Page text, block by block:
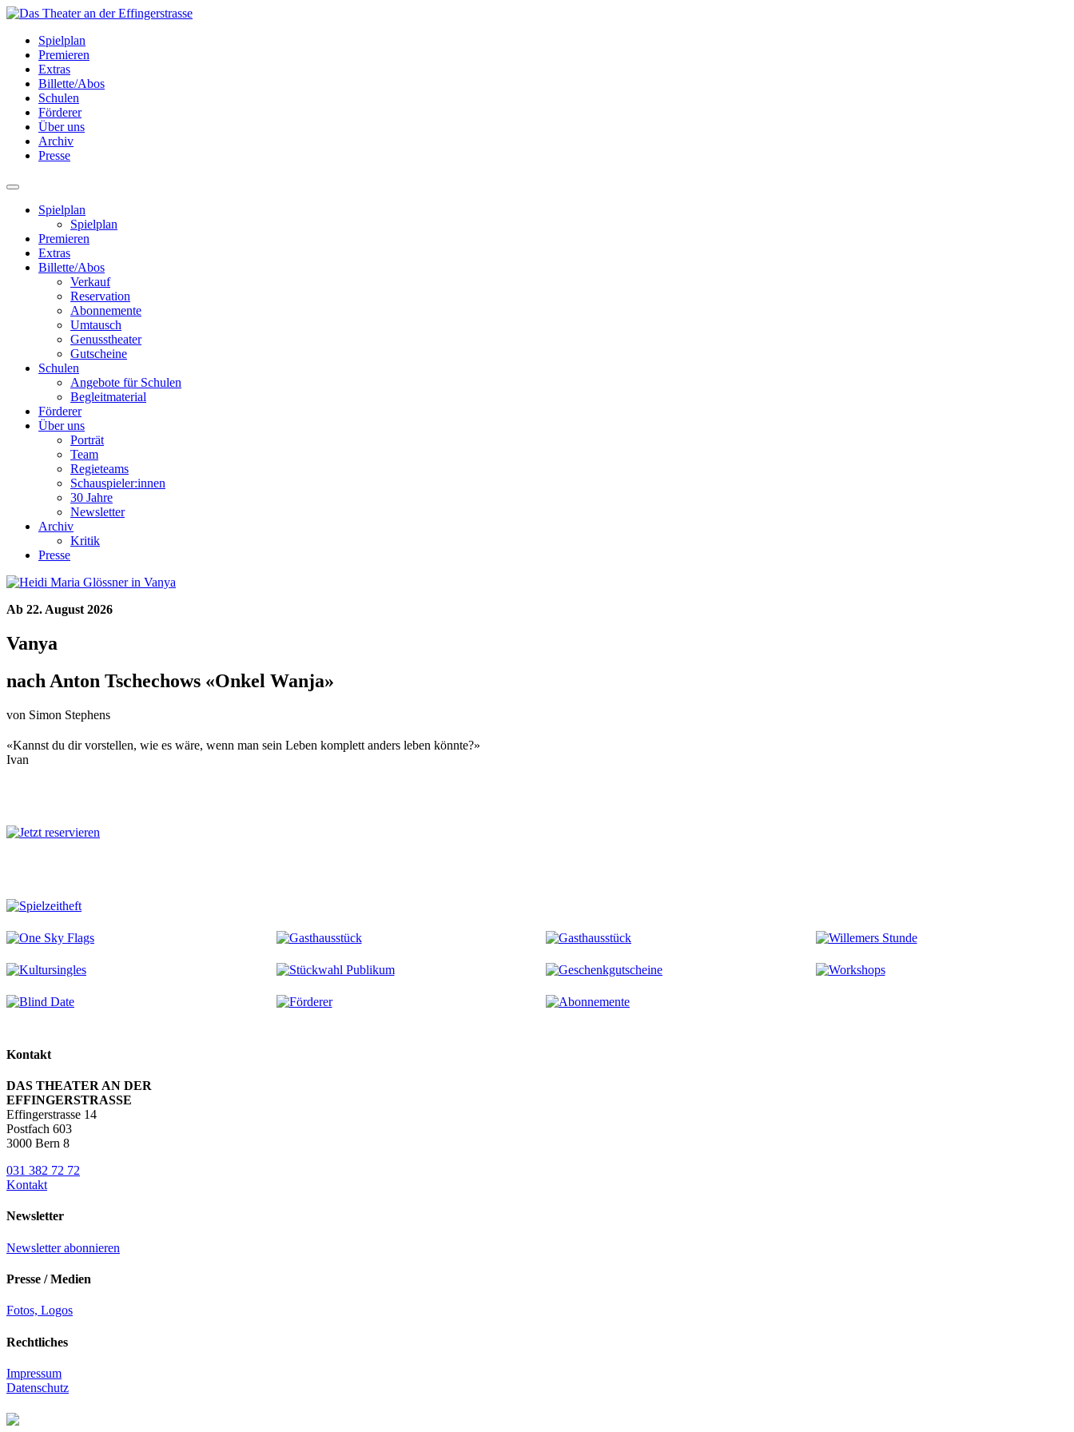
Spielplan
Premieren
Extras
Billette/Abos
Schulen
Förderer
Über uns
Archiv
Presse
Spielplan
Spielplan
Premieren
Extras
Billette/Abos
Verkauf
Reservation
Abonnemente
Umtausch
Genusstheater
Gutscheine
Schulen
Angebote für Schulen
Begleitmaterial
Förderer
Über uns
Porträt
Team
Regieteams
Schauspieler:innen
30 Jahre
Newsletter
Archiv
Kritik
Presse
Ab 22. August 2026
Vanya
nach Anton Tschechows «Onkel Wanja»
von Simon Stephens
«Kannst du dir vorstellen, wie es wäre, wenn man sein Leben komplett anders leben könnte?»
Ivan
Kontakt
DAS THEATER AN DER
EFFINGERSTRASSE
Effingerstrasse 14
Postfach 603
3000 Bern 8
031 382 72 72
Kontakt
Newsletter
Newsletter abonnieren
Presse / Medien
Fotos, Logos
Rechtliches
Impressum
Datenschutz